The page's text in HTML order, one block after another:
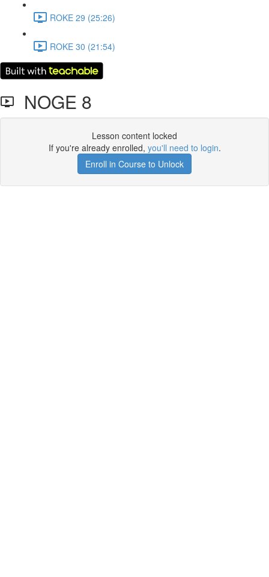
ROKE 29 (25:26)
ROKE 30 (21:54)
NOGE 8
Lesson content locked
If you're already enrolled, you'll need to login.
Enroll in Course to Unlock